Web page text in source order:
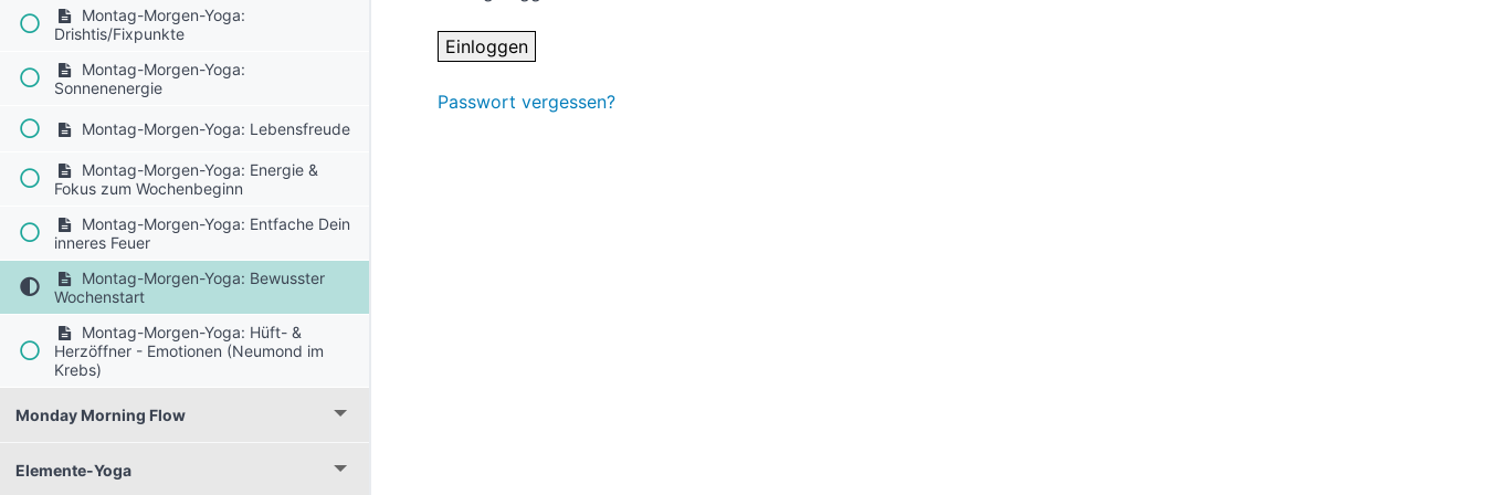
Montag-Morgen-Yoga:
Drishtis/Fixpunkte
Montag-Morgen-Yoga:
Sonnenenergie
Montag-Morgen-Yoga: Lebensfreude
Montag-Morgen-Yoga: Energie &
Fokus zum Wochenbeginn
Montag-Morgen-Yoga: Entfache Dein
inneres Feuer
Montag-Morgen-Yoga: Bewusster
Wochenstart
Montag-Morgen-Yoga: Hüft- &
Herzöffner - Emotionen (Neumond im
Krebs)
Monday Morning Flow
Elemente-Yoga
Passwort vergessen?